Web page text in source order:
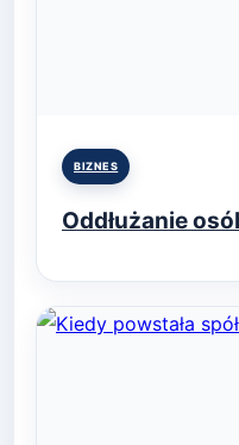
Posted
BIZNES
Oddłużanie